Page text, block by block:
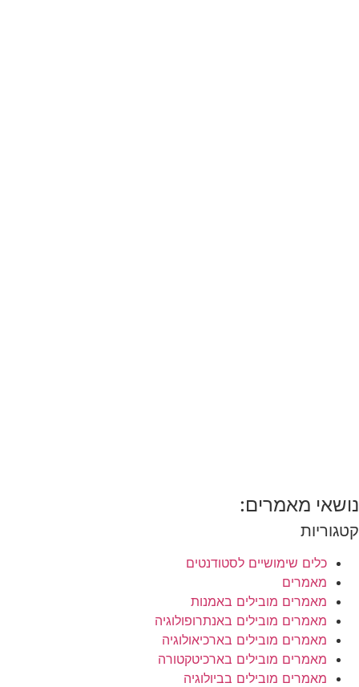
נושאי מאמרים:
קטגוריות
כלים שימושיים לסטודנטים
מאמרים
מאמרים מובילים באמנות
מאמרים מובילים באנתרופולוגיה
מאמרים מובילים בארכיאולוגיה
מאמרים מובילים בארכיטקטורה
מאמרים מובילים בביולוגיה